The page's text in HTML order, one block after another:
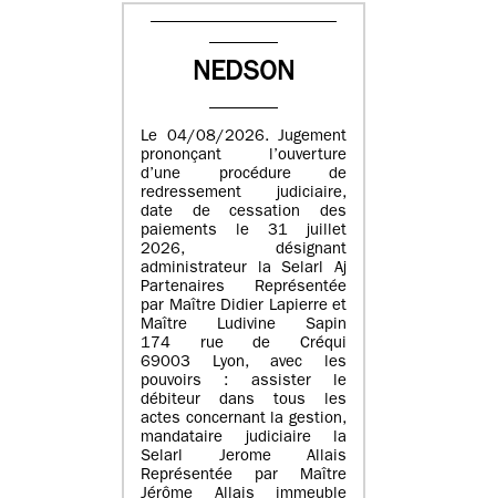
NEDSON
Le 04/08/2026. Jugement
prononçant l’ouverture
d’une procédure de
redressement judiciaire,
date de cessation des
paiements le 31 juillet
2026, désignant
administrateur la Selarl Aj
Partenaires Représentée
par Maître Didier Lapierre et
Maître Ludivine Sapin
174 rue de Créqui
69003 Lyon, avec les
pouvoirs : assister le
débiteur dans tous les
actes concernant la gestion,
mandataire judiciaire la
Selarl Jerome Allais
Représentée par Maître